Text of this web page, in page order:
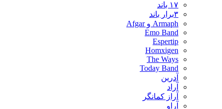
۱۷ باند
۳برار باند
Armaph و Afgar
Emo Band
Espertip
Homxigen
The Ways
Today Band
آدرین
آراد
آراز کمانگر
آراو